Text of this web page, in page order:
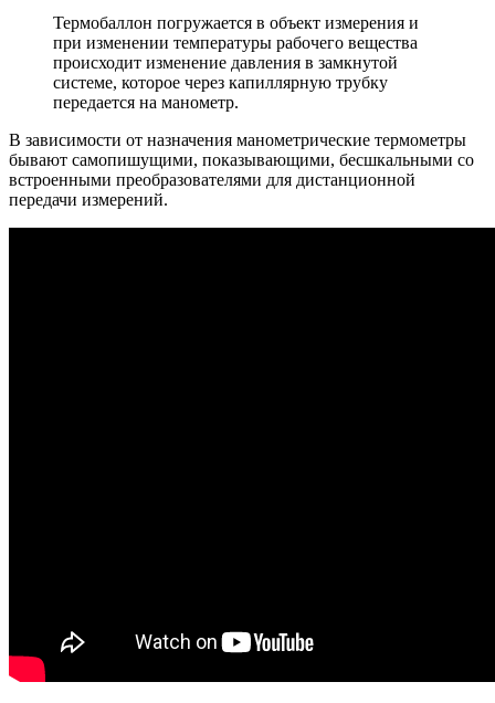
Термобаллон погружается в объект измерения и
при изменении температуры рабочего вещества
происходит изменение давления в замкнутой
системе, которое через капиллярную трубку
передается на манометр.
В зависимости от назначения манометрические термометры
бывают самопишущими, показывающими, бесшкальными со
встроенными преобразователями для дистанционной
передачи измерений.